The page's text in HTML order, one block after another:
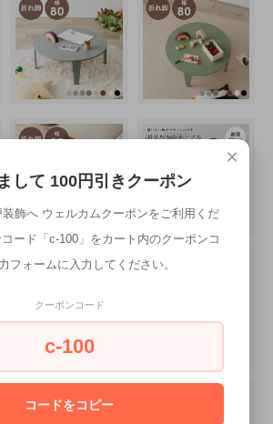
×
して 100円引きクーポン
飾へ ウェルカムクーポンをご利用くだ
ード「c-100」をカート内のクーポンコ
フォームに入力してください。
クーポンコード
c-100
コードをコピー